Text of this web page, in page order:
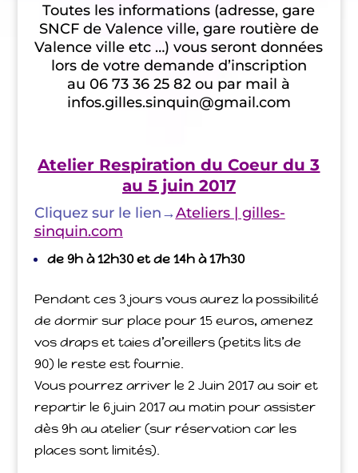
Toutes les informations (adresse, gare
SNCF de Valence ville, gare routière de
Valence ville etc …) vous seront données
lors de votre demande d’inscription
au 06 73 36 25 82 ou par mail à
infos.gilles.sinquin@gmail.com
Atelier Respiration du Coeur du 3
au 5 juin 2017
Cliquez sur le lien→Ateliers | gilles-
sinquin.com
de 9h à 12h30 et de 14h à 17h30
Pendant ces 3 jours vous aurez la possibilité
de dormir sur place pour 15 euros, amenez
vos draps et taies d’oreillers (petits lits de
90) le reste est fournie.
Vous pourrez arriver le 2 Juin 2017 au soir et
repartir le 6 juin 2017 au matin pour assister
dès 9h au atelier (sur réservation car les
places sont limités).